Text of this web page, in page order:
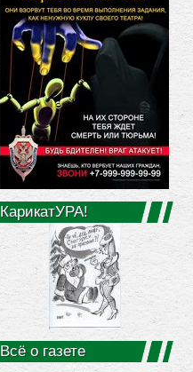
КарикатУРА!
Всё о газете